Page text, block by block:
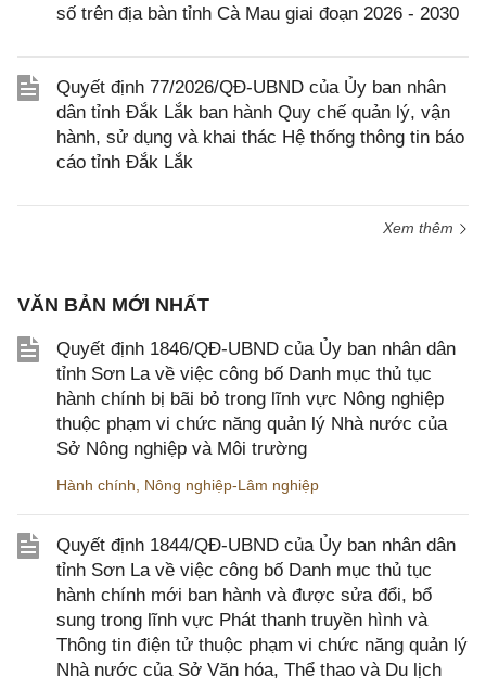
số trên địa bàn tỉnh Cà Mau giai đoạn 2026 - 2030
Quyết định 77/2026/QĐ-UBND của Ủy ban nhân
dân tỉnh Đắk Lắk ban hành Quy chế quản lý, vận
hành, sử dụng và khai thác Hệ thống thông tin báo
cáo tỉnh Đắk Lắk
Xem thêm
VĂN BẢN MỚI NHẤT
Quyết định 1846/QĐ-UBND của Ủy ban nhân dân
tỉnh Sơn La về việc công bố Danh mục thủ tục
hành chính bị bãi bỏ trong lĩnh vực Nông nghiệp
thuộc phạm vi chức năng quản lý Nhà nước của
Sở Nông nghiệp và Môi trường
Hành chính Nông nghiệp-Lâm nghiệp
Quyết định 1844/QĐ-UBND của Ủy ban nhân dân
tỉnh Sơn La về việc công bố Danh mục thủ tục
hành chính mới ban hành và được sửa đổi, bổ
sung trong lĩnh vực Phát thanh truyền hình và
Thông tin điện tử thuộc phạm vi chức năng quản lý
Nhà nước của Sở Văn hóa, Thể thao và Du lịch